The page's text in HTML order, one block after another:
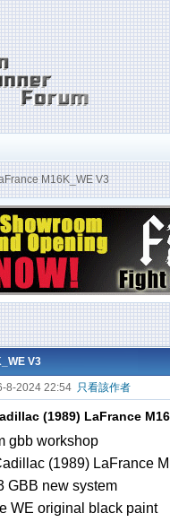
M16K_WE V3
V3
8-2024 22:54 只看該作者
(1989) LaFrance
gbb workshop
(1989) LaFrance
GBB new system
WE original black paint